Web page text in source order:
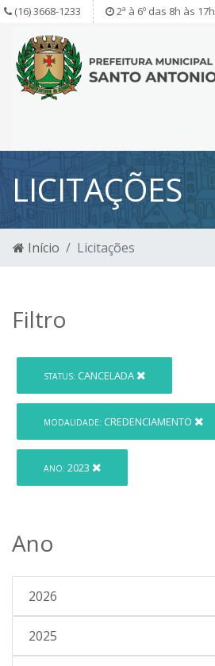
(16) 3668-1233 2ª à 6º das 8h às 17h
LICITAÇÕES
Início Licitações
Filtro
STATUS: CANCELADA
MODALIDADE: CREDENCIAMENTO
ANO: 2023
Ano
2026
2025